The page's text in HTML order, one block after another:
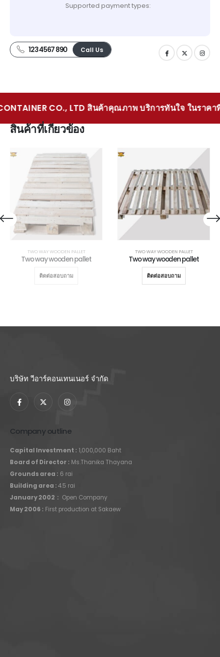
Supported payment types:
123 4567 890 Call Us
CO., LTD สินค้าคุณภาพ บริการทันใจ ในราค
สินค้าที่เกียวข้อง
PALLET,WOOD PELLET (เชื้อเพลิงชีวมวลอัดเม็ด) WOODEN CASE & BOX
TWO WAY WOODEN PALLET
Two way wooden pallet
ติดต่อสอบถาม
TWO WAY WOODEN PALLET
Two way wooden pallet
ติดต่อสอบถาม
บริษัท วีอาร์คอนเทนเนอร์ จำกัด
Company outline
Capital Investment : 1,000,000 Baht
Board of Director : Ms.Thanika Thayana
Grounds area : 6 rai
Building area :4.5 rai
January 2002 : Open Company
May 2006 : First production at Sakaew